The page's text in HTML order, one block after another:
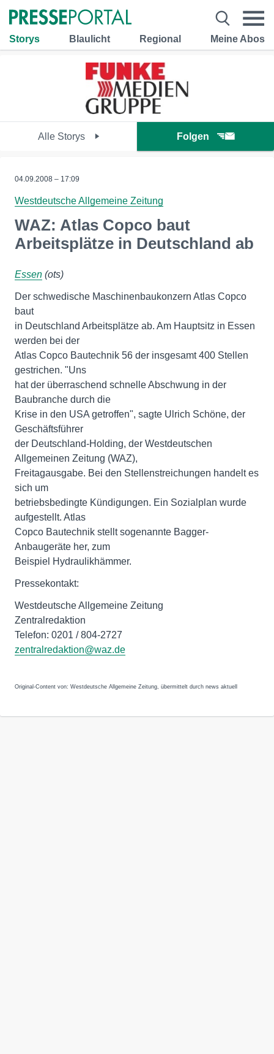
Storys Blaulicht Regional Meine Abos
Alle Storys Folgen
04.09.2008 – 17:09
Westdeutsche Allgemeine Zeitung
WAZ: Atlas Copco baut
Arbeitsplätze in Deutschland ab
Essen (ots)
Der schwedische Maschinenbaukonzern Atlas Copco
baut
in Deutschland Arbeitsplätze ab. Am Hauptsitz in Essen
werden bei der
Atlas Copco Bautechnik 56 der insgesamt 400 Stellen
gestrichen. "Uns
hat der überraschend schnelle Abschwung in der
Baubranche durch die
Krise in den USA getroffen", sagte Ulrich Schöne, der
Geschäftsführer
der Deutschland-Holding, der Westdeutschen
Allgemeinen Zeitung (WAZ),
Freitagausgabe. Bei den Stellenstreichungen handelt es
sich um
betriebsbedingte Kündigungen. Ein Sozialplan wurde
aufgestellt. Atlas
Copco Bautechnik stellt sogenannte Bagger-
Anbaugeräte her, zum
Beispiel Hydraulikhämmer.
Pressekontakt:
Westdeutsche Allgemeine Zeitung
Zentralredaktion
Telefon: 0201 / 804-2727
zentralredaktion@waz.de
Original-Content von: Westdeutsche Allgemeine Zeitung, übermittelt durch news aktuell